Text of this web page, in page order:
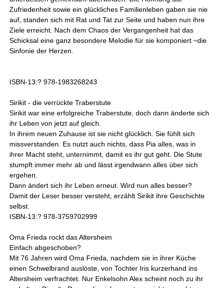
Zufriedenheit sowie ein glückliches Familienleben gaben sie nie
auf, standen sich mit Rat und Tat zur Seite und haben nun ihre
Ziele erreicht. Nach dem Chaos der Vergangenheit hat das
Schicksal eine ganz besondere Melodie für sie komponiert ~die
Sinfonie der Herzen.
ISBN-13:? 978-1983268243
Sirikit - die verrückte Traberstute
Sirikit war eine erfolgreiche Traberstute, doch dann änderte sich
ihr Leben von jetzt auf gleich.
In ihrem neuen Zuhause ist sie nicht glücklich. Sie fühlt sich
missverstanden. Es nutzt auch nichts, dass Pia alles, was in
ihrer Macht steht, unternimmt, damit es ihr gut geht. Die Stute
stumpft immer mehr ab und lässt irgendwann alles über sich
ergehen.
Dann ändert sich ihr Leben erneut. Wird nun alles besser?
Damit der Leser besser versteht, erzählt Sirikit ihre Geschichte
selbst.
ISBN-13:? 978-3759702999
Oma Frieda rockt das Altersheim
Einfach abgeschoben?
Mit 76 Jahren wird Oma Frieda, nachdem sie in ihrer Küche
einen Schwelbrand auslöste, von Tochter Iris kurzerhand ins
Altersheim verfrachtet. Nur Enkelsohn Alex scheint noch zu ihr